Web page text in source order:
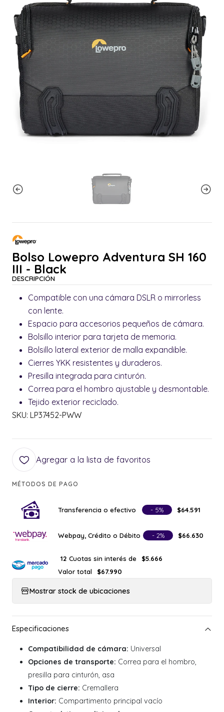
Bolso Lowepro Adventura SH 160
III - Black
DESCRIPCIÓN
Compatible con una cámara DSLR o mirrorless
con lente.
Espacio para accesorios pequeños de cámara.
Bolsillo interior para tarjeta de memoria.
Bolsillo lateral exterior de malla expandible.
Cierres YKK resistentes y duraderos.
Presilla integrada para cinturón.
Correa para el hombro ajustable y desmontable.
Tejido exterior reciclado.
SKU: LP37452-PWW
Agregar a la lista de favoritos
MÉTODOS DE PAGO
Transferencia o efectivo - 5% $64.591
Webpay, Crédito o Débito - 2% $66.630
12 Cuotas sin interés de
$5.666
Valor total
$67.990
Mostrar stock de ubicaciones
Compatibilidad de cámara: Universal
Opciones de transporte: Correa para el hombro,
presilla para cinturón, asa
Tipo de cierre: Cremallera
Interior: Compartimento principal vacío